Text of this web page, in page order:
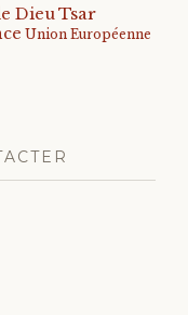
DieuTsar
Union Européenne